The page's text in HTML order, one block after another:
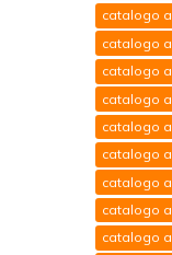
catalogo
catalogo
catalogo
catalogo
catalogo
catalogo
catalogo
catalogo
catalogo